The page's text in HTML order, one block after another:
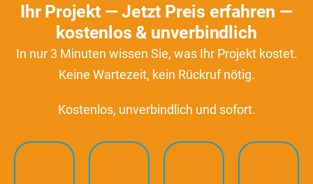
Ihr Projekt — Jetzt Preis erfahren —
kostenlos & unverbindlich
In nur 3 Minuten wissen Sie, was Ihr Projekt kostet.
Keine Wartezeit, kein Rückruf nötig.
Kostenlos, unverbindlich und sofort.